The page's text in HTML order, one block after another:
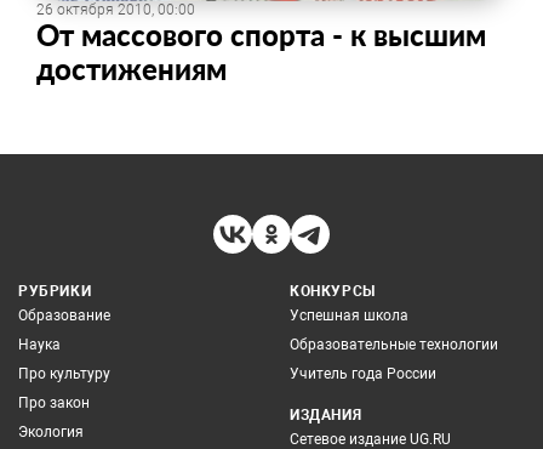
26 октября 2010, 00:00
От массового спорта - к высшим
достижениям
РУБРИКИ
Образование
Наука
Про культуру
Про закон
Экология
КОНКУРСЫ
Успешная школа
Образовательные технологии
Учитель года России
ИЗДАНИЯ
Сетевое издание UG.RU